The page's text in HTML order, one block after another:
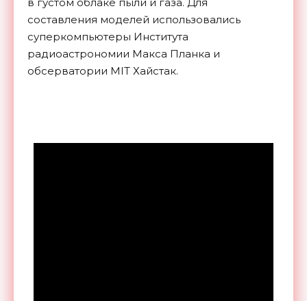
составления моделей использовались
суперкомпьютеры Института
радиоастрономии Макса Планка и
обсерватории MIT Хайстак.